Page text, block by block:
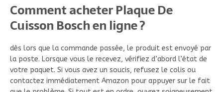
Comment acheter Plaque De
Cuisson Bosch en ligne ?
dès lors que la commande passée, le produit est envoyé par
la poste. Lorsque vous le recevez, vérifiez d’abord l’état de
votre paquet. Si vous avez un soucis, refusez le colis ou
contactez immédiatement Amazon pour appuyer sur le fait